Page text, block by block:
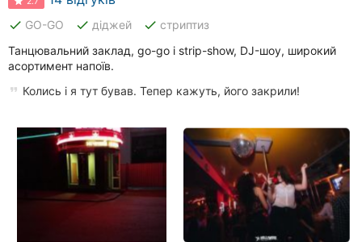
done GO-GО done діджей done стриптиз
Танцювальний заклад, go-go і strip-show, DJ-шоу, широкий
асортимент напоїв.
Колись і я тут бував. Тепер кажуть, його закрили!